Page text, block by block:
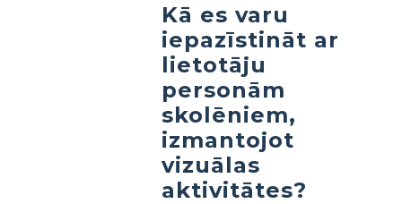
Kā es varu
iepazīstināt ar
lietotāju
personām
skolēniem,
izmantojot
vizuālas
aktivitātes?